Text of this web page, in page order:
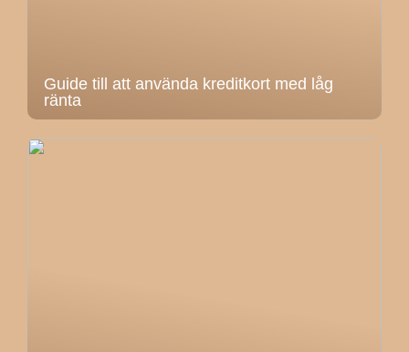
Guide till att använda kreditkort med låg
ränta